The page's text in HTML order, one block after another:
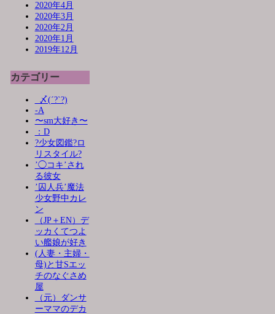
2020年4月
2020年3月
2020年2月
2020年1月
2019年12月
カテゴリー
_〆(´?`?)
-A
〜sm大好き〜
：D
?少女図鑑?ロ
リスタイル?
’◯コキ’され
る彼女
’囚人兵’魔法
少女野中カレ
ン
（JP＋EN）デ
ッカくてつよ
い艦娘が好き
(人妻・主婦・
母)と甘Sエッ
チのなぐさめ
屋
（元）ダンサ
ーママのデカ